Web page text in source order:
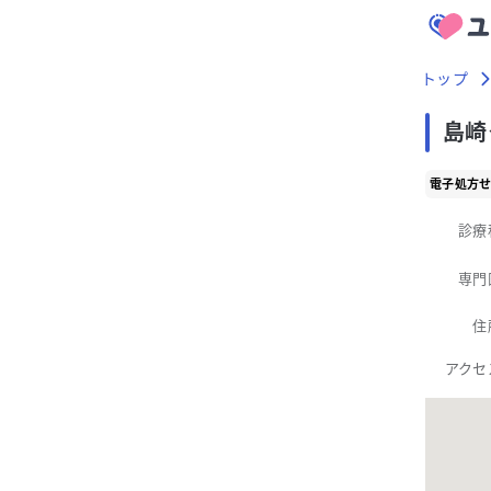
トップ
島
電子処方
診療
専門
住
アクセ